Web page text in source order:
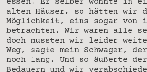
essen. Er selber wohnte in
alten Häuser, so hätten wir
Möglichkeit, eins sogar von
betrachten. Wir waren alle
doch mussten wir leider
Weg, sagte mein Schwager,
noch lang. Und so äußerte
Bedauern und wir